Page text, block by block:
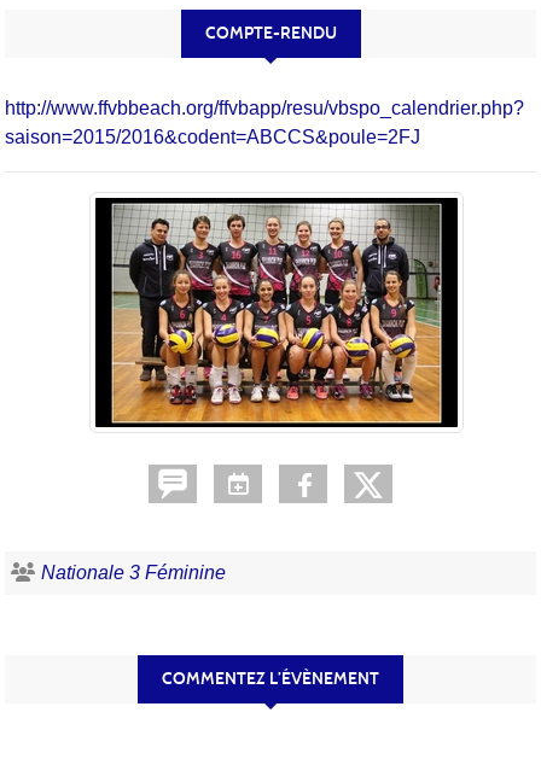
COMPTE-RENDU
http://www.ffvbbeach.org/ffvbapp/resu/vbspo_calendrier.php?
saison=2015/2016&codent=ABCCS&poule=2FJ
Nationale 3 Féminine
COMMENTEZ L’ÉVÈNEMENT